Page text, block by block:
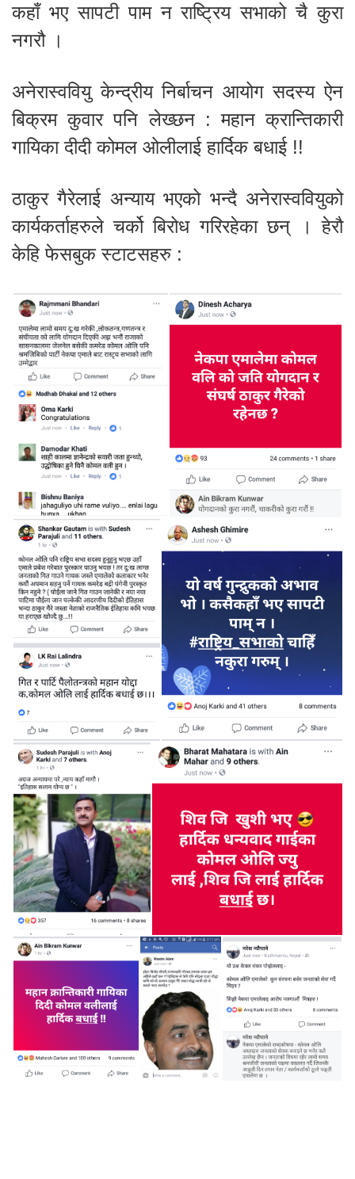
कहाँ भए सापटी पाम न राष्ट्रिय सभाको चै कुरा
नगरौ ।
अनेरास्ववियु केन्द्रीय निर्बाचन आयोग सदस्य ऐन
बिक्रम कुवार पनि लेख्छन : महान क्रान्तिकारी
गायिका दीदी कोमल ओलीलाई हार्दिक बधाई !!
ठाकुर गैरेलाई अन्याय भएको भन्दै अनेरास्ववियुको
कार्यकर्ताहरुले चर्को बिरोध गरिरहेका छन् । हेरौ
केहि फेसबुक स्टाटसहरु :